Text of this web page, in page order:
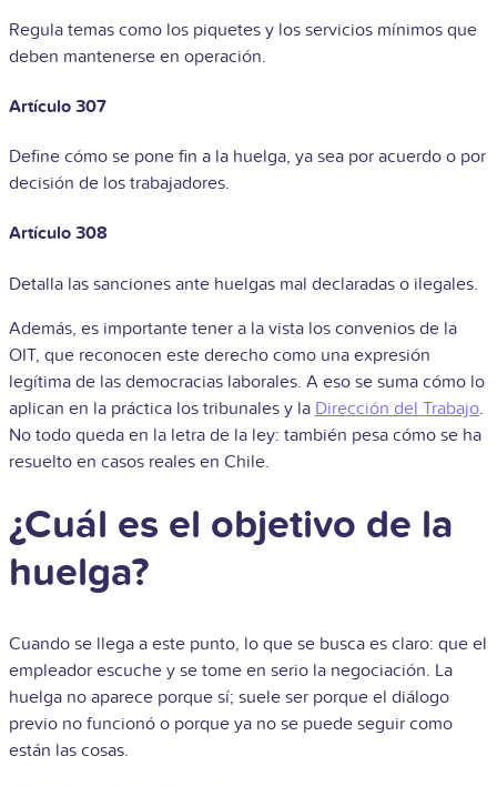
Regula temas como los piquetes y los servicios mínimos que
deben mantenerse en operación.
Artículo 307
Define cómo se pone fin a la huelga, ya sea por acuerdo o por
decisión de los trabajadores.
Artículo 308
Detalla las sanciones ante huelgas mal declaradas o ilegales.
Además, es importante tener a la vista los convenios de la
OIT, que reconocen este derecho como una expresión
legítima de las democracias laborales. A eso se suma cómo lo
aplican en la práctica los tribunales y la Dirección del Trabajo.
No todo queda en la letra de la ley: también pesa cómo se ha
resuelto en casos reales en Chile.
¿Cuál es el objetivo de la
huelga?
Cuando se llega a este punto, lo que se busca es claro: que el
empleador escuche y se tome en serio la negociación. La
huelga no aparece porque sí; suele ser porque el diálogo
previo no funcionó o porque ya no se puede seguir como
están las cosas.